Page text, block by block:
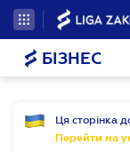
БІЗНЕС
Ця сторінка
Перейти на